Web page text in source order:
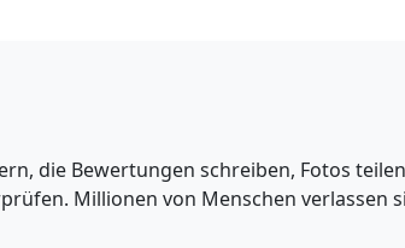
die Bewertungen schreiben, Fotos
Millionen von Menschen verlassen